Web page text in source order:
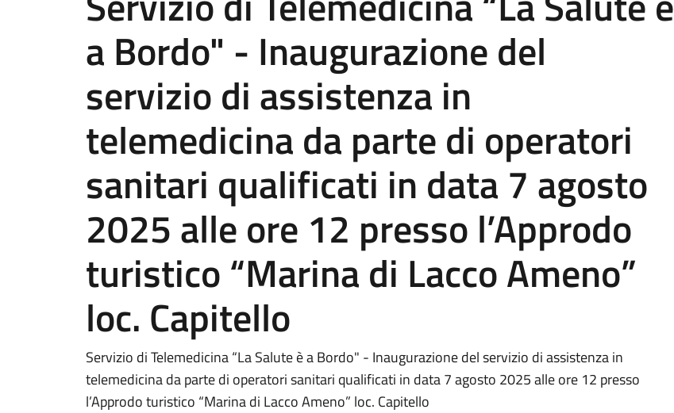
a Bordo" - Inaugurazione del
servizio di assistenza in
telemedicina da parte di operatori
sanitari qualificati in data 7 agosto
2025 alle ore 12 presso l’Approdo
turistico “Marina di Lacco Ameno”
loc. Capitello
Servizio di Telemedicina “La Salute è a Bordo" - Inaugurazione del servizio di assistenza in
telemedicina da parte di operatori sanitari qualificati in data 7 agosto 2025 alle ore 12 presso
l’Approdo turistico “Marina di Lacco Ameno” loc. Capitello